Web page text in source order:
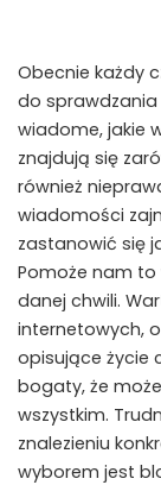
Obecnie każdy
do
wiadome, jakie
znajdują się
również
wiadomości
zastanowić się
Pomoże nam
danej chwili.
internetowych,
opisujące życie
bogaty, że
wszystkim.
znalezieniu
wyborem jest